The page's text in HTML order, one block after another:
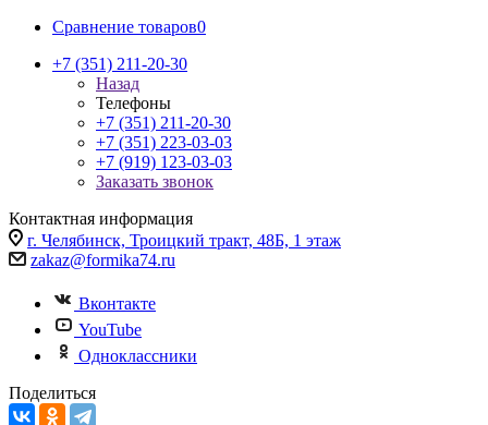
Сравнение товаров0
+7 (351) 211-20-30
Назад
Телефоны
+7 (351) 211-20-30
+7 (351) 223-03-03
+7 (919) 123-03-03
Заказать звонок
Контактная информация
г. Челябинск, Троицкий тракт, 48Б, 1 этаж
zakaz@formika74.ru
Вконтакте
YouTube
Одноклассники
Поделиться